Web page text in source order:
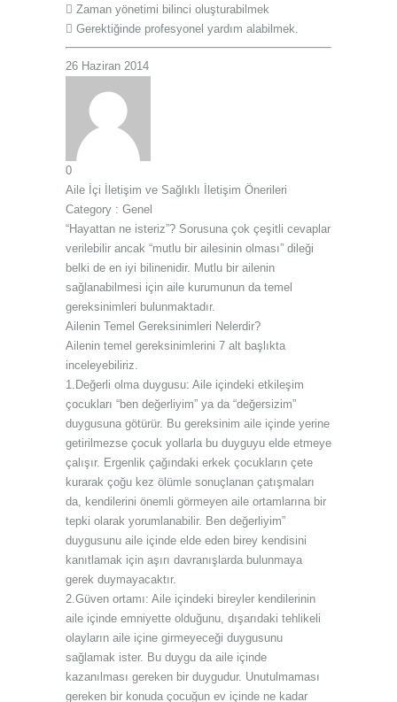
 Zaman yönetimi bilinci oluşturabilmek
 Gerektiğinde profesyonel yardım alabilmek.
26 Haziran 2014
0
Aile İçi İletişim ve Sağlıklı İletişim Önerileri
Category : Genel
“Hayattan ne isteriz”? Sorusuna çok çeşitli cevaplar
verilebilir ancak “mutlu bir ailesinin olması” dileği
belki de en iyi bilinenidir. Mutlu bir ailenin
sağlanabilmesi için aile kurumunun da temel
gereksinimleri bulunmaktadır.
Ailenin Temel Gereksinimleri Nelerdir?
Ailenin temel gereksinimlerini 7 alt başlıkta
inceleyebiliriz.
1.Değerli olma duygusu: Aile içindeki etkileşim
çocukları “ben değerliyim” ya da “değersizim”
duygusuna götürür. Bu gereksinim aile içinde yerine
getirilmezse çocuk yollarla bu duyguyu elde etmeye
çalışır. Ergenlik çağındaki erkek çocukların çete
kurarak çoğu kez ölümle sonuçlanan çatışmaları
da, kendilerini önemli görmeyen aile ortamlarına bir
tepki olarak yorumlanabilir. Ben değerliyim”
duygusunu aile içinde elde eden birey kendisini
kanıtlamak için aşırı davranışlarda bulunmaya
gerek duymayacaktır.
2.Güven ortamı: Aile içindeki bireyler kendilerinin
aile içinde emniyette olduğunu, dışarıdaki tehlikeli
olayların aile içine girmeyeceği duygusunu
sağlamak ister. Bu duygu da aile içinde
kazanılması gereken bir duygudur. Unutulmaması
gereken bir konuda çocuğun ev içinde ne kadar